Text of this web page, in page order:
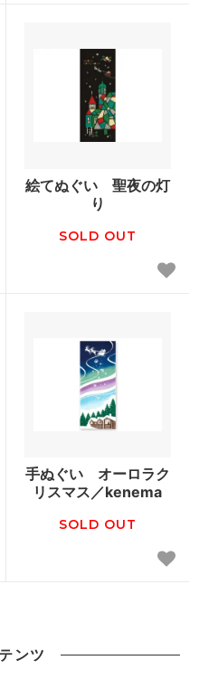
絵てぬぐい 聖夜の灯
り
SOLD OUT
手ぬぐい オーロラク
リスマス／kenema
SOLD OUT
ンツ